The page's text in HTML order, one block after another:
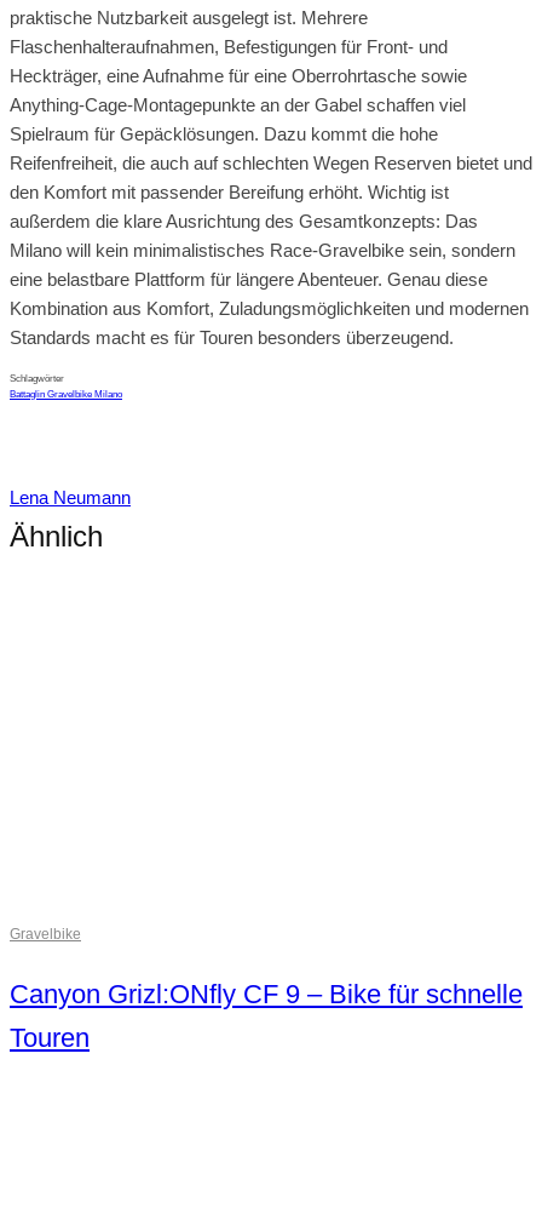
praktische Nutzbarkeit ausgelegt ist. Mehrere
Flaschenhalteraufnahmen, Befestigungen für Front- und
Heckträger, eine Aufnahme für eine Oberrohrtasche sowie
Anything-Cage-Montagepunkte an der Gabel schaffen viel
Spielraum für Gepäcklösungen. Dazu kommt die hohe
Reifenfreiheit, die auch auf schlechten Wegen Reserven bietet und
den Komfort mit passender Bereifung erhöht. Wichtig ist
außerdem die klare Ausrichtung des Gesamtkonzepts: Das
Milano will kein minimalistisches Race-Gravelbike sein, sondern
eine belastbare Plattform für längere Abenteuer. Genau diese
Kombination aus Komfort, Zuladungsmöglichkeiten und modernen
Standards macht es für Touren besonders überzeugend.
Schlagwörter
Battaglin Gravelbike Milano
Lena Neumann
Ähnlich
Gravelbike
Canyon Grizl:ONfly CF 9 – Bike für schnelle
Touren